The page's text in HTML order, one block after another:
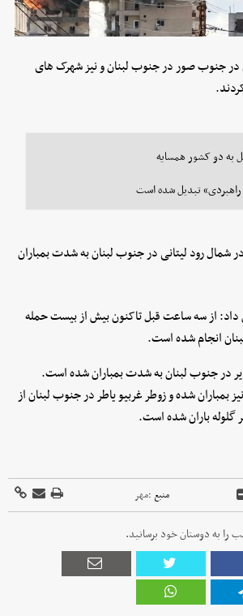
جنوب صور در جنوب لبنان و نیز شهرک های
به دو کشور همسایه
راهبردی» تبدیل شده است
شمال رود لیتانی در جنوب لبنان به شدت بمباران
داد: از سه ساعت قبل تاکنون بیش از بیست حمله
انجام شده است.
در جنوب لبنان به شدت بمباران شده است.
بمباران شده و زوطر غربیو یاطر در جنوب لبنان از
گلوله باران شده است.
منبع :مهر
را به دوستان خود برسانید.